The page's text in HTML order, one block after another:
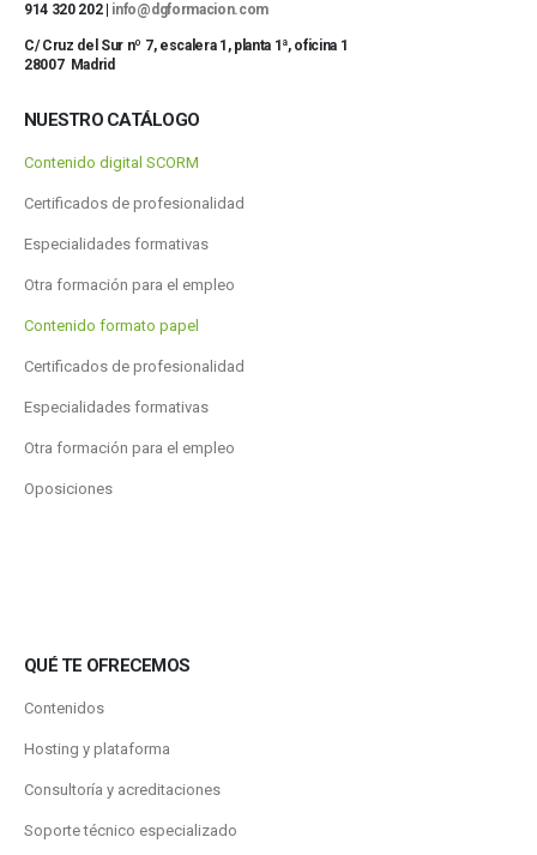
914 320 202 | info@dgformacion.com
C/ Cruz del Sur nº 7, escalera 1, planta 1ª, oficina 1
28007 Madrid
NUESTRO CATÁLOGO
Contenido digital SCORM
Certificados de profesionalidad
Especialidades formativas
Otra formación para el empleo
Contenido formato papel
Certificados de profesionalidad
Especialidades formativas
Otra formación para el empleo
Oposiciones
QUÉ TE OFRECEMOS
Contenidos
Hosting y plataforma
Consultoría y acreditaciones
Soporte técnico especializado